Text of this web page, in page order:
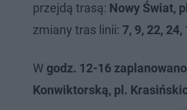
przejdą trasą: Nowy Świat,
zmiany tras linii: 7, 9, 22, 24,
W godz. 12-16
Konwiktorską, pl.